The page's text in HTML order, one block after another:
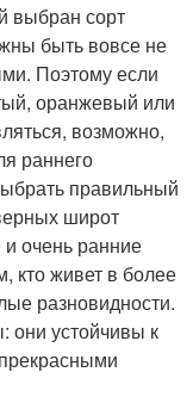
выбран сорт
быть вовсе не
Поэтому если
оранжевый или
возможно,
раннего
правильный
широт
очень ранние
кто живет в более
разновидности.
устойчивы к